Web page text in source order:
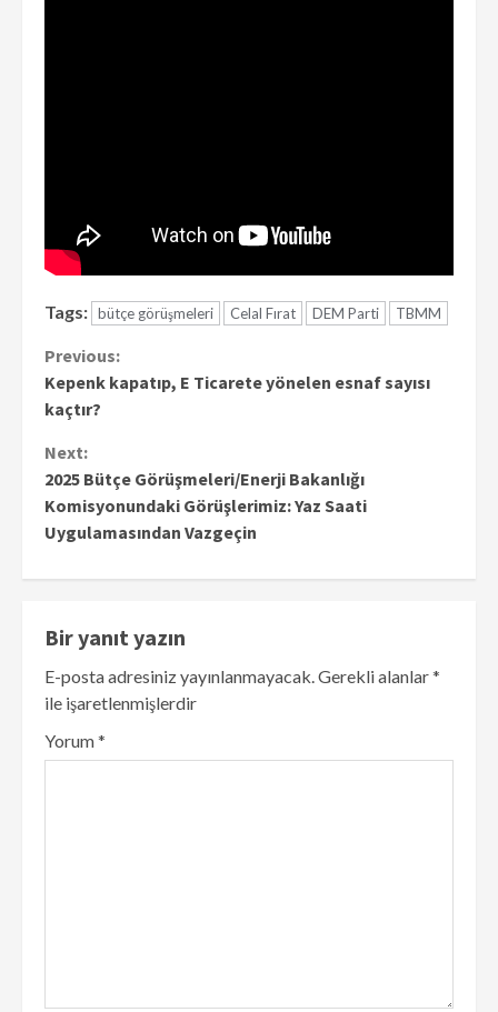
Tags: bütçe görüşmeleri Celal Fırat DEM Parti TBMM
Continue
Reading
Previous:
Kepenk kapatıp, E Ticarete yönelen esnaf sayısı
kaçtır?
Next:
2025 Bütçe Görüşmeleri/Enerji Bakanlığı
Komisyonundaki Görüşlerimiz: Yaz Saati
Uygulamasından Vazgeçin
Bir yanıt yazın
E-posta adresiniz yayınlanmayacak.Gerekli alanlar*
ile işaretlenmişlerdir
Yorum*